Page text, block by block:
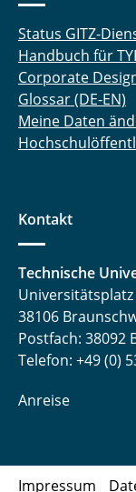
Status GITZ-
Handbuch für
Corporate
Glossar (DE-EN)
Meine Daten
Kontakt
Technische
Universitätsplatz
38106
Postfach: 38092
Telefon: +49 (0)
Anreise
Impressum